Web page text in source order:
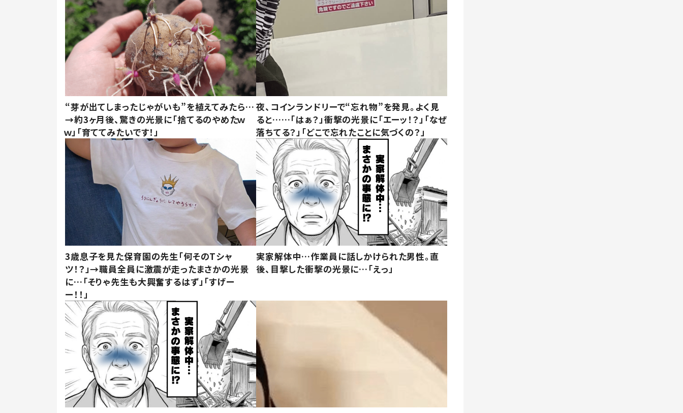
“芽が出てしまったじゃがいも”を植えてみたら…
→約3ヶ月後、驚きの光景に「捨てるのやめたｗ
ｗ」「育ててみたいです！」
夜、コインランドリーで“忘れ物”を発見。よく見
ると……「はぁ？」衝撃の光景に「エーッ！？」「なぜ
落ちてる？」「どこで忘れたことに気づくの？」
3歳息子を見た保育園の先生「何そのTシャ
ツ！？」→職員全員に激震が走ったまさかの光景
に…「そりゃ先生も大興奮するはず」「すげー
ー！！」
実家解体中…作業員に話しかけられた男性。直
後、目撃した衝撃の光景に…「えっ」